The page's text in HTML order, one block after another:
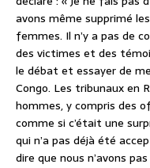
avons même supprimé
femmes. Il n’y a pas de
des victimes et des
le débat et essayer de
Congo. Les tribunaux en
hommes, y compris des
comme si c’était une
qui n’a pas déjà été
dire que nous n’avons